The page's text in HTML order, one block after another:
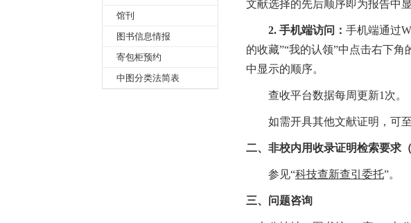
馆刊
图书信息情报
寄包柜预约
中图分类法简表
文献选择的先后顺序即为报告中显
2. 手机端访问： 手机端通过
的收藏”“我的认领”中点击右下
中显示的顺序。
查收平台数据每周更新1次。
如需开具其他文献证明，可
二、非校内用收录证明检索要求
参见“科技查新查引委托”。
三、问题咨询